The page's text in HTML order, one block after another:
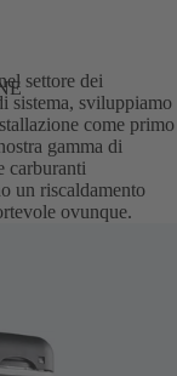
settore dei
sistema, sviluppiamo
come primo
gamma di
carburanti
un riscaldamento
ovunque.